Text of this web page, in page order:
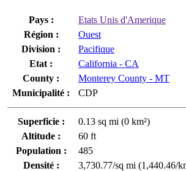
Pays :
Etats Unis d'Amerique
Région :
Ouest
Division :
Pacifique
Etat :
California - CA
County :
Monterey County - MT
Municipalité :
CDP
Superficie :
0.13 sq mi (0 km²)
Altitude :
60 ft
Population :
485
Densité :
3,730.77/sq mi (1,440.46/